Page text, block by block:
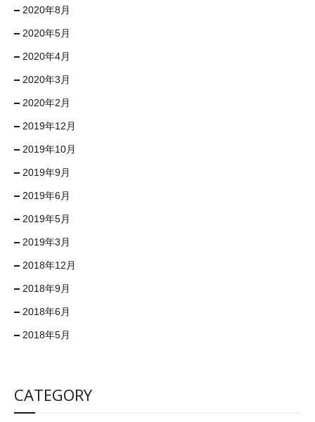
2020年8月
2020年5月
2020年4月
2020年3月
2020年2月
2019年12月
2019年10月
2019年9月
2019年6月
2019年5月
2019年3月
2018年12月
2018年9月
2018年6月
2018年5月
CATEGORY